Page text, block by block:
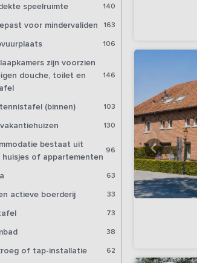
speelruimte 140
voor mindervaliden 163
106
zijn voorzien
douche, toilet en
146
(binnen) 103
130
bestaat uit
huisjes of appartementen
96
63
actieve boerderij 33
73
38
of tap-installatie 62